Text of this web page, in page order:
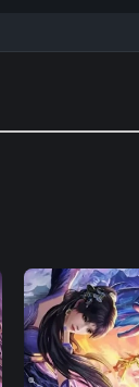
Tập 104
Tập 111
Tập 118